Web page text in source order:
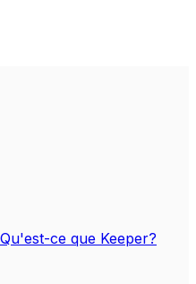
Qu'est-ce que Keeper?